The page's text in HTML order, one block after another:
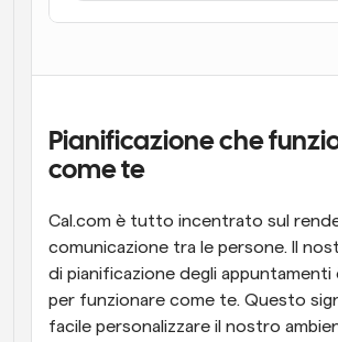
Programmazione potenziata con
supportate dall'IA
Rimani aggiornato con le ultime
Incontrare i clienti in pochi minuti
Link di Gruppo Dinamico
Prenota senza sforzo riunioni con
Pianificazione che
come te
Cal.com è tutto incentrato sul
comunicazione tra le persone. Il
di pianificazione degli
per funzionare come te. Questo
facile personalizzare il nostro